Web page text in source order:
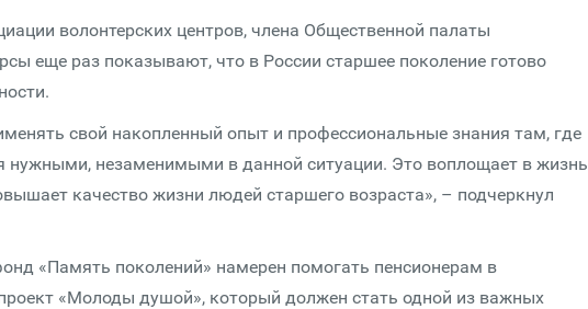
волонтерских центров, члена Общественной палаты
еще раз показывают, что в России старшее поколение готово
свой накопленный опыт и профессиональные знания там, где
нужными, незаменимыми в данной ситуации. Это воплощает в жизнь
качество жизни людей старшего возраста», – подчеркнул
«Память поколений» намерен помогать пенсионерам в
«Молоды душой», который должен стать одной из важных